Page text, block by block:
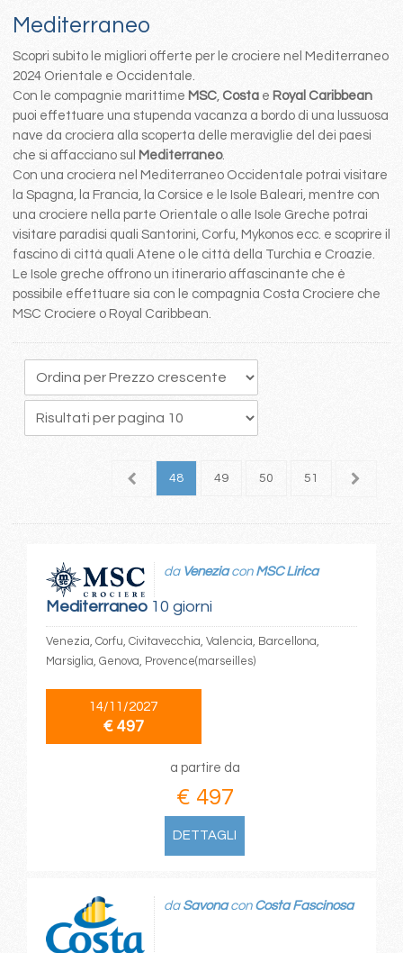
Mediterraneo
Scopri subito le migliori offerte per le crociere nel Mediterraneo
2024 Orientale e Occidentale.
Con le compagnie marittime MSC, Costa e Royal Caribbean
puoi effettuare una stupenda vacanza a bordo di una lussuosa
nave da crociera alla scoperta delle meraviglie del dei paesi
che si affacciano sul Mediterraneo.
Con una crociera nel Mediterraneo Occidentale potrai visitare
la Spagna, la Francia, la Corsice e le Isole Baleari, mentre con
una crociere nella parte Orientale o alle Isole Greche potrai
visitare paradisi quali Santorini, Corfu, Mykonos ecc. e scoprire il
fascino di città quali Atene o le città della Turchia e Croazie.
Le Isole greche offrono un itinerario affascinante che è
possibile effettuare sia con le compagnia Costa Crociere che
MSC Crociere o Royal Caribbean.
47 48 49 50 51 52
Mediterraneo10 giorni
da Veneziacon MSC Lirica
Venezia, Corfu, Civitavecchia, Valencia, Barcellona,
Marsiglia, Genova, Provence(marseilles)
14/11/2027
€ 497
a partire da
€ 497
DETTAGLI
da Savonacon Costa Fascinosa